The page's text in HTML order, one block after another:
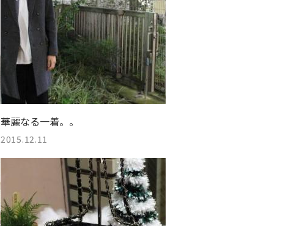
華麗なる一着。。
2015.12.11